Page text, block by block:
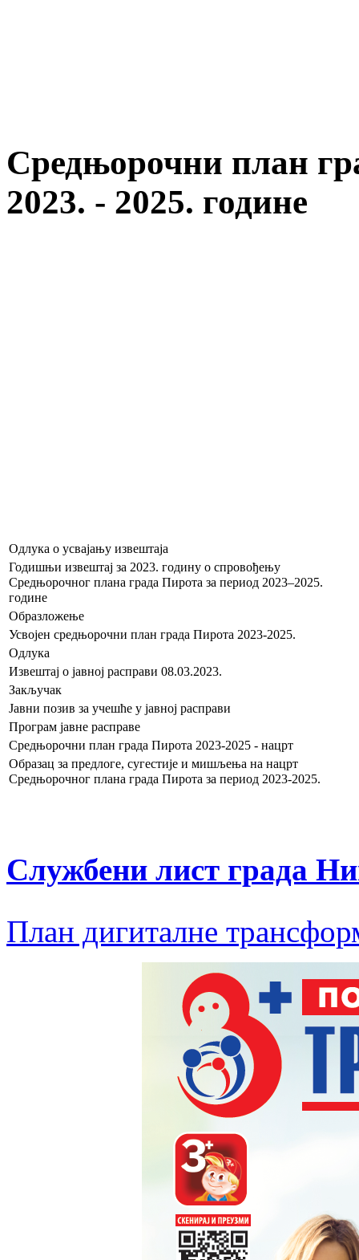
Средњорочни план
2023. - 2025. године
Одлука о усвајању извештаја
Годишњи извештај за 2023. годину о спровођењу
Средњорочног плана града Пирота за период 2023–2025.
годинe
Образложење
Усвојен средњорочни план града Пирота 2023-2025.
Одлука
Извештај о јавној расправи 08.03.2023.
Закључак
Јавни позив за учешће у јавној расправи
Програм јавне расправе
Средњорочни план града Пирота 2023-2025 - нацрт
Образац за предлоге, сугестије и мишљења на нацрт
Средњорочног плана града Пирота за период 2023-2025.
Службени лист града
План дигиталне